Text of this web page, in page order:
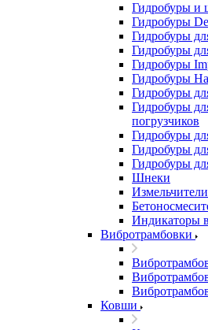
Гидробуры и
Гидробуры
Гидробуры
Гидробуры
Гидробуры
Гидробуры
Гидробуры
Гидробуры
погрузчиков
Гидробуры
Гидробуры
Гидробуры
Шнеки
Индикаторы
Вибротрамбовки
Ковши